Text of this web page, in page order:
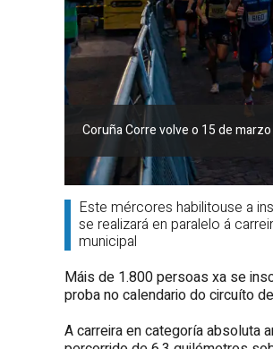
Coruña Corre volve o 15 de
Este mércores habilitouse a
se realizará en paralelo á
municipal
Máis de 1.800 persoas xa se
proba no calendario do circuíto
A carreira en categoría absoluta